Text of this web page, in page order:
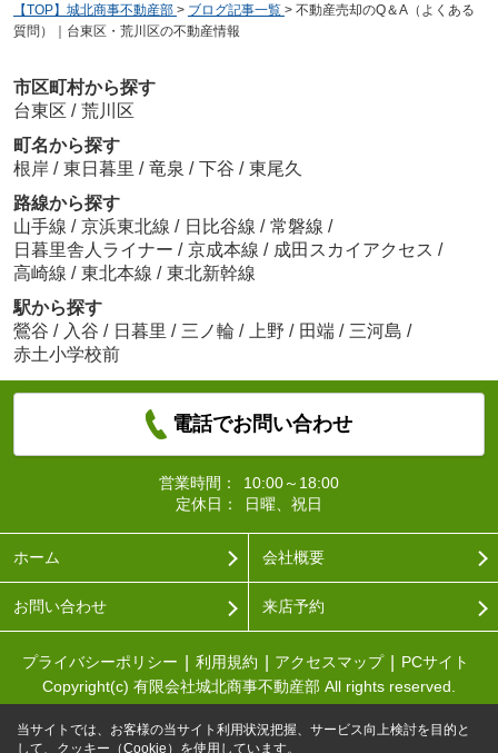
【TOP】城北商事不動産部 > ブログ記事一覧 > 不動産売却のQ＆A（よくある
質問）｜台東区・荒川区の不動産情報
市区町村から探す
台東区 / 荒川区
町名から探す
根岸 / 東日暮里 / 竜泉 / 下谷 / 東尾久
路線から探す
山手線 / 京浜東北線 / 日比谷線 / 常磐線 /
日暮里舎人ライナー / 京成本線 / 成田スカイアクセス /
高崎線 / 東北本線 / 東北新幹線
駅から探す
鶯谷 / 入谷 / 日暮里 / 三ノ輪 / 上野 / 田端 / 三河島 /
赤土小学校前
電話でお問い合わせ
営業時間：
10:00～18:00
定休日：
日曜、祝日
ホーム 会社概要
お問い合わせ 来店予約
プライバシーポリシー 利用規約 アクセスマップ
PCサイト
Copyright(c) 有限会社城北商事不動産部 All rights reserved.
当サイトでは、お客様の当サイト利用状況把握、サービス向上検討を目的と
して、クッキー（Cookie）を使用しています。